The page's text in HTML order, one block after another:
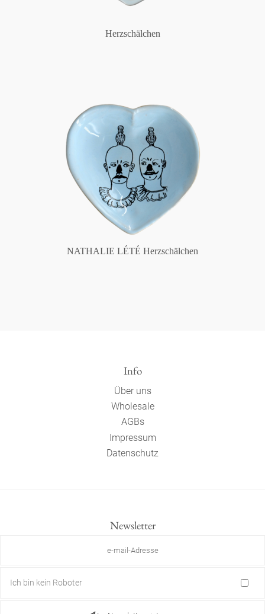
Herzschälchen
NATHALIE LÉTÉ Herzschälchen
Info
Über uns
Wholesale
AGBs
Impressum
Datenschutz
Newsletter
Ich bin kein Roboter